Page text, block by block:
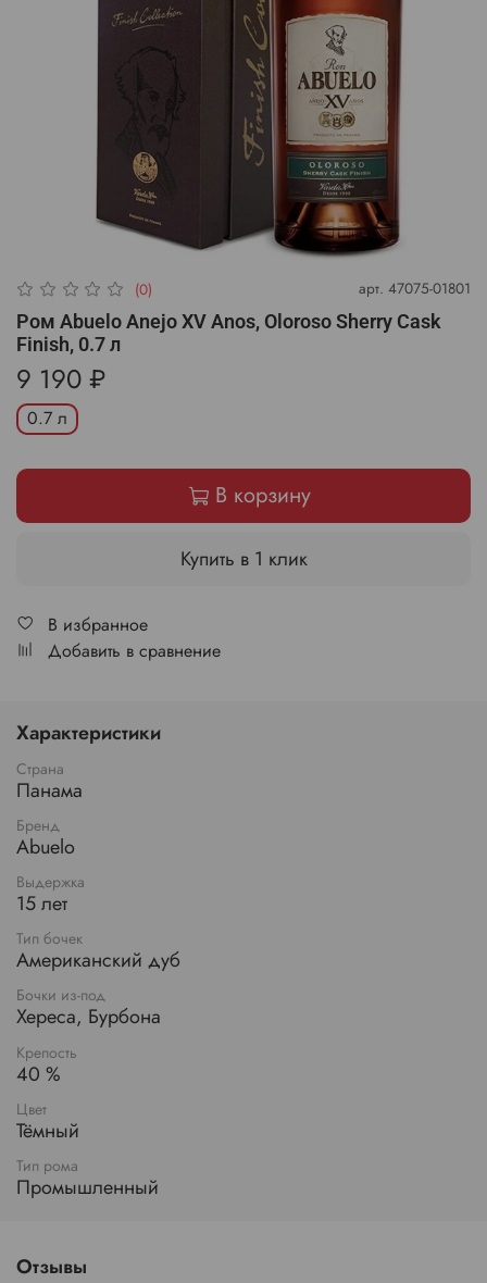
(0) арт. 47075-01801
Ром Abuelo Anejo XV Anos, Oloroso Sherry Cask
Finish, 0.7 л
9 190 ₽
0.7 л
В корзину
Купить в 1 клик
В избранное
Добавить в сравнение
Характеристики
Страна
Панама
Бренд
Abuelo
Выдержка
15 лет
Тип бочек
Американский дуб
Бочки из-под
Хереса, Бурбона
Крепость
40 %
Цвет
Тёмный
Тип рома
Промышленный
Отзывы